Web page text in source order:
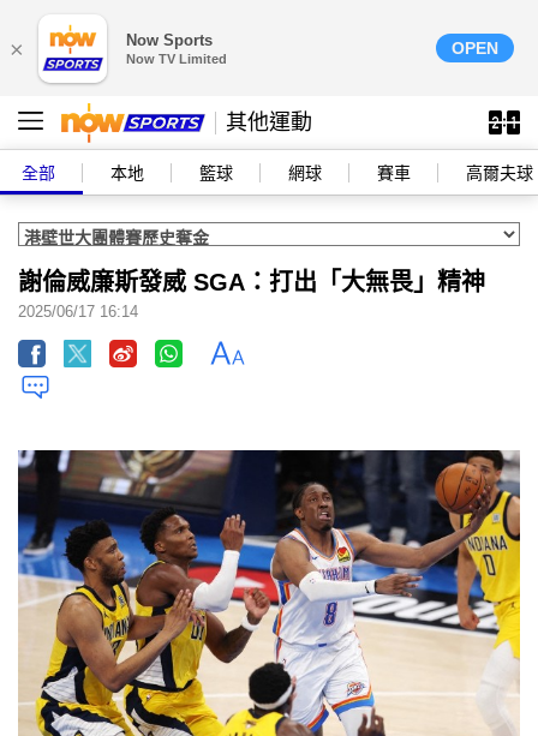
× Now Sports
Now TV Limited
OPEN
其他運動
全部 本地 籃球 網球 賽車 高爾夫球
謝倫威廉斯發威 SGA：打出「大無畏」精神
2025/06/17 16:14